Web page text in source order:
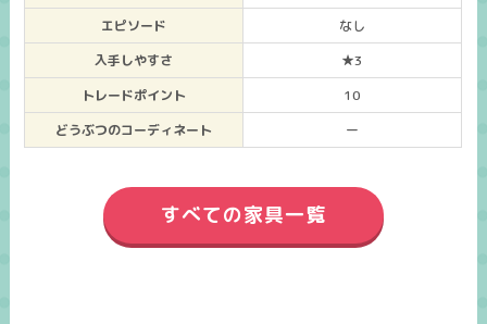
エピソード
なし
入手しやすさ
★3
トレードポイント
10
どうぶつのコーディネート
ー
すべての家具一覧